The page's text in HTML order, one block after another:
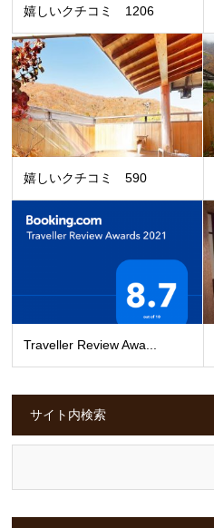
嬉しいクチコミ 1206
嬉しいクチコミ 590
Traveller Review Awa...
サイト内検索